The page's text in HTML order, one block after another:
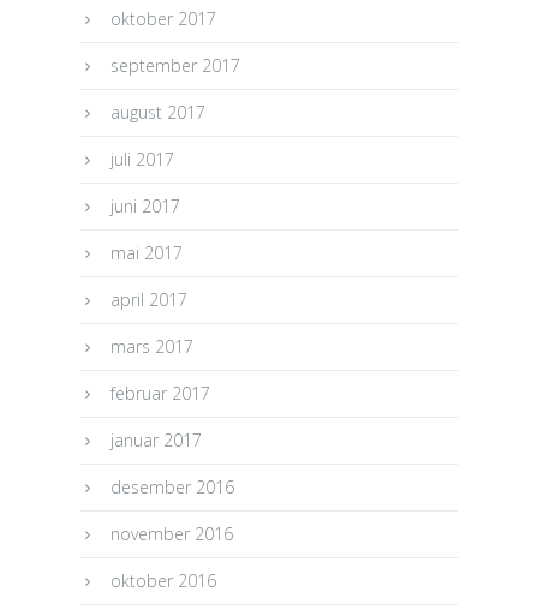
oktober 2017
september 2017
august 2017
juli 2017
juni 2017
mai 2017
april 2017
mars 2017
februar 2017
januar 2017
desember 2016
november 2016
oktober 2016